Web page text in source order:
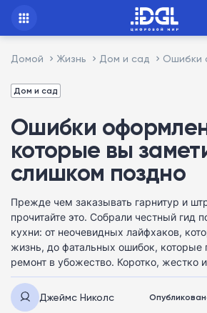
Домой Жизнь Дом и сад Ошибки
Дом и сад
Ошибки
которые вы
слишком поздно
Прежде чем заказывать гарнитур и
прочитайте это. Собрали честный гид
кухни: от неочевидных лайфхаков,
жизнь, до фатальных ошибок, которые
ремонт в убожество. Коротко, жестко
Джеймс Николс